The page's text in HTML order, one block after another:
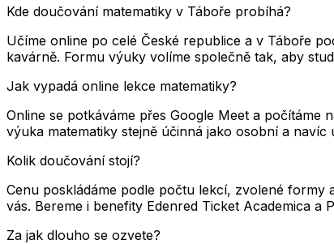
Kde doučování matematiky v Táboře probíhá?
Učíme online po celé České republice a v Táboře
kavárně. Formu výuky volíme společně tak, aby
Jak vypadá online lekce matematiky?
Online se potkáváme přes Google Meet a počítáme
výuka matematiky stejně účinná jako osobní a navíc
Kolik doučování stojí?
Cenu poskládáme podle počtu lekcí, zvolené
vás. Bereme i benefity Edenred Ticket Academica a
Za jak dlouho se ozvete?